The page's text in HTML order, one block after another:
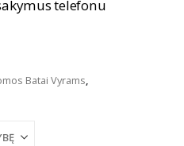
telefonu
Batai Vyrams,